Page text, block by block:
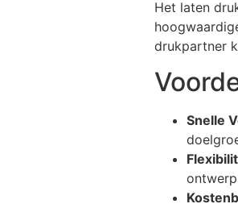
Het laten
drukpartner
Snelle